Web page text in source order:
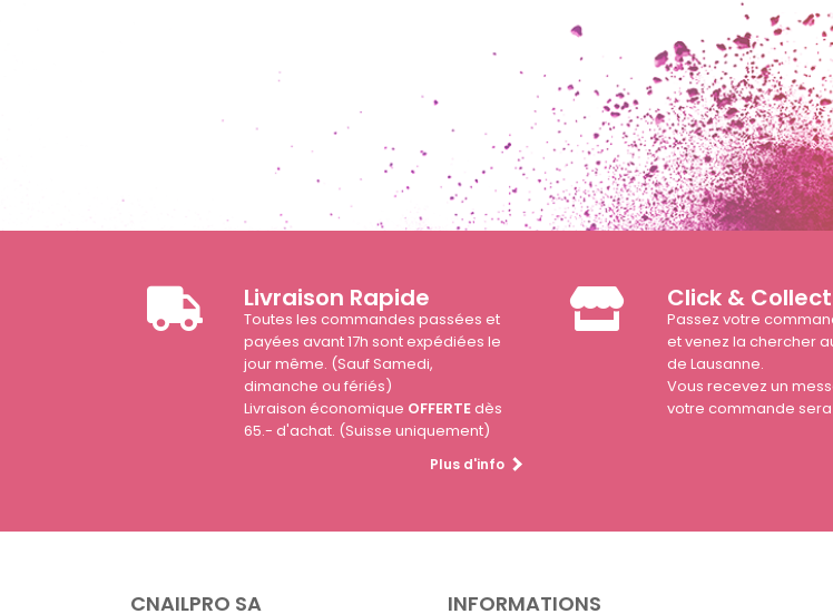
Livraison Rapide
Toutes les commandes passées et
payées avant 17h sont expédiées le
jour même. (Sauf Samedi,
dimanche ou fériés)
Livraison économique OFFERTEdès
65.- d'achat. (Suisse uniquement)
Plus d'info
Click & Collect
Passez votre
et venez la chercher
de Lausanne.
Vous recevez un
votre commande
CNAILPRO SA INFORMATIONS